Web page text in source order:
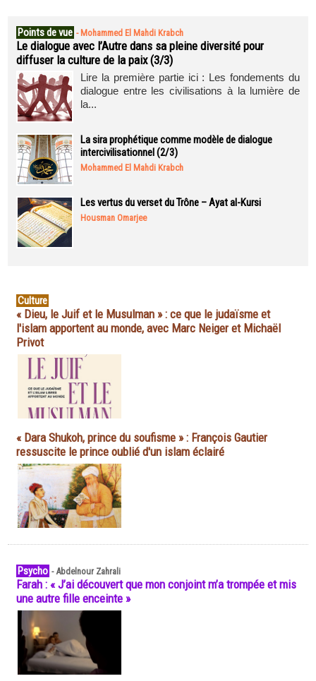
Points de vue - Mohammed El Mahdi Krabch
Le dialogue avec l’Autre dans sa pleine diversité pour
diffuser la culture de la paix (3/3)
Lire la première partie ici : Les fondements du
dialogue entre les civilisations à la lumière de
la...
La sira prophétique comme modèle de dialogue
intercivilisationnel (2/3)
Mohammed El Mahdi Krabch
Les vertus du verset du Trône – Ayat al-Kursi
Housman Omarjee
Culture
« Dieu, le Juif et le Musulman » : ce que le judaïsme et
l'islam apportent au monde, avec Marc Neiger et Michaël
Privot
« Dara Shukoh, prince du soufisme » : François Gautier
ressuscite le prince oublié d'un islam éclairé
Psycho -Abdelnour Zahrali
Farah : « J’ai découvert que mon conjoint m’a trompée et mis
une autre fille enceinte »